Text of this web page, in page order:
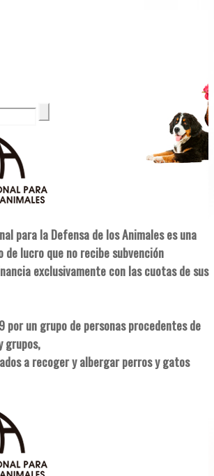
para la Defensa de los Animales es una
de lucro que no recibe subvención
exclusivamente con las cuotas de sus
por un grupo de personas procedentes de
grupos,
a recoger y albergar perros y gatos